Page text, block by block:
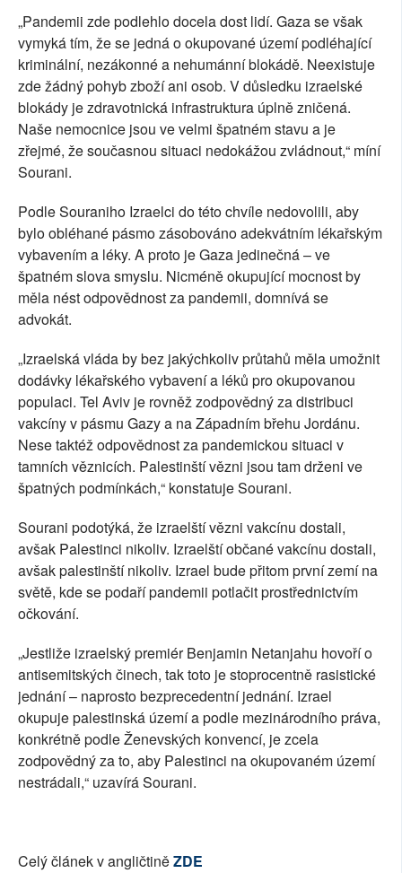
„Pandemii zde podlehlo docela dost lidí. Gaza se však
vymyká tím, že se jedná o okupované území podléhající
kriminální, nezákonné a nehumánní blokádě. Neexistuje
zde žádný pohyb zboží ani osob. V důsledku izraelské
blokády je zdravotnická infrastruktura úplně zničená.
Naše nemocnice jsou ve velmi špatném stavu a je
zřejmé, že současnou situaci nedokážou zvládnout,“ míní
Sourani.
Podle Souraniho Izraelci do této chvíle nedovolili, aby
bylo obléhané pásmo zásobováno adekvátním lékařským
vybavením a léky. A proto je Gaza jedinečná–ve
špatném slova smyslu. Nicméně okupující mocnost by
měla nést odpovědnost za pandemii, domnívá se
advokát.
„Izraelská vláda by bez jakýchkoliv průtahů měla umožnit
dodávky lékařského vybavení a léků pro okupovanou
populaci. Tel Aviv je rovněž zodpovědný za distribuci
vakcíny v pásmu Gazy a na Západním břehu Jordánu.
Nese taktéž odpovědnost za pandemickou situaci v
tamních věznicích. Palestinští vězni jsou tam drženi ve
špatných podmínkách,“ konstatuje Sourani.
Sourani podotýká, že izraelští vězni vakcínu dostali,
avšak Palestinci nikoliv. Izraelští občané vakcínu dostali,
avšak palestinští nikoliv. Izrael bude přitom první zemí na
světě, kde se podaří pandemii potlačit prostřednictvím
očkování.
„Jestliže izraelský premiér Benjamin Netanjahu hovoří o
antisemitských činech, tak toto je stoprocentně rasistické
jednání – naprosto bezprecedentní jednání. Izrael
okupuje palestinská území a podle mezinárodního práva,
konkrétně podle Ženevských konvencí, je zcela
zodpovědný za to, aby Palestinci na okupovaném území
nestrádali,“ uzavírá Sourani.
Celý článek v angličtiněZDE